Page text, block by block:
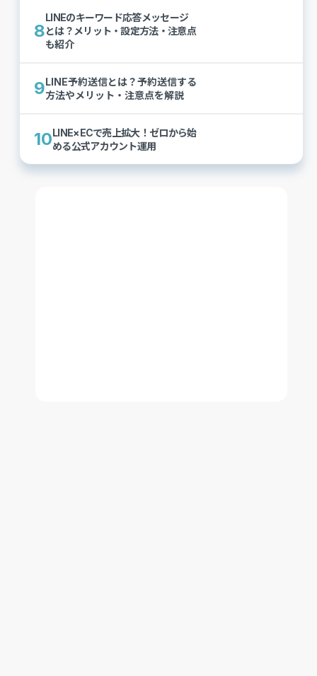
8
LINEのキーワード応答メッセージ
とは？メリット・設定方法・注意点
も紹介
9LINE予約送信とは？予約送信する
方法やメリット・注意点を解説
10LINE×ECで売上拡大！ゼロから始
める公式アカウント運用